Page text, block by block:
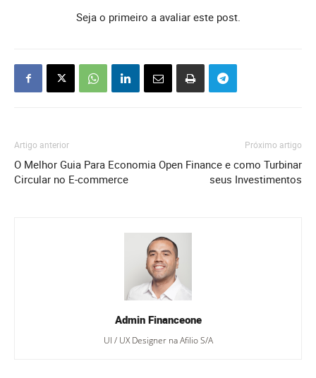
Seja o primeiro a avaliar este post.
Artigo anterior
O Melhor Guia Para Economia
Circular no E-commerce
Próximo artigo
Open Finance e como Turbinar
seus Investimentos
Admin Financeone
UI / UX Designer na Afilio S/A